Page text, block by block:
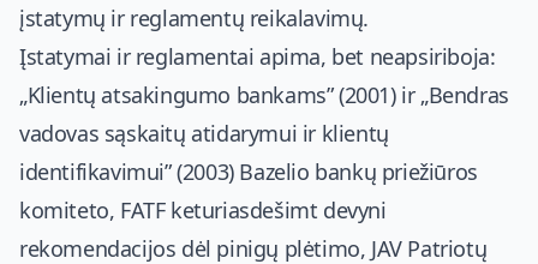
įstatymų ir reglamentų reikalavimų.
Įstatymai ir reglamentai apima, bet neapsiriboja:
„Klientų atsakingumo bankams” (2001) ir „Bendras
vadovas sąskaitų atidarymui ir klientų
identifikavimui” (2003) Bazelio bankų priežiūros
komiteto, FATF keturiasdešimt devyni
rekomendacijos dėl pinigų plėtimo, JAV Patriotų